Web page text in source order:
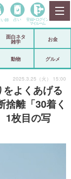
い師 占い 登録• ログイン
マイルーム
面白ネタ
雑学
お金
動物 グルメ
よくあげる
離「30着く
1枚目の写
2025.3.25（火） 15:00